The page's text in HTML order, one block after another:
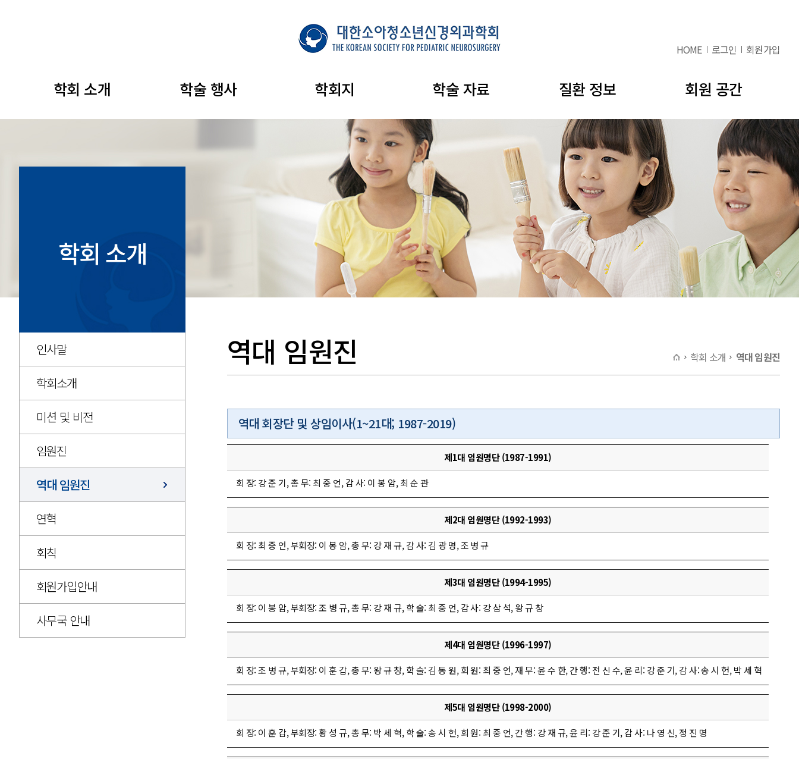
HOME 로그인 회원가입
학회 소개 학술 행사 학회지 학술 자료 질환 정보 회원 공간
학회 소개
인사말
학회소개
미션 및 비전
임원진
역대 임원진
연혁
회칙
회원가입안내
사무국 안내
역대 임원진 학회 소개 역대 임원진
역대 회장단 및 상임이사(1~21대; 1987-2019)
제1대 임원명단 (1987-1991)
회 장: 강 준 기, 총 무: 최 중 언, 감 사: 이 봉 암, 최 순 관
제2대 임원명단 (1992-1993)
회 장: 최 중 언, 부회장: 이 봉 암, 총 무: 강 재 규, 감 사: 김 광 명, 조 병 규
제3대 임원명단 (1994-1995)
회 장: 이 봉 암, 부회장: 조 병 규, 총 무: 강 재 규, 학 술: 최 중 언, 감 사: 강 삼 석, 왕 규 창
제4대 임원명단 (1996-1997)
회 장: 조 병 규, 부회장: 이 훈 갑, 총 무: 왕 규 창, 학 술: 김 동 원, 회 원: 최 중 언, 재 무: 윤 수 한, 간 행: 전 신 수, 윤 리: 강 준 기, 감 사: 송 시 헌, 박 세 혁
제5대 임원명단 (1998-2000)
회 장: 이 훈 갑, 부회장: 황 성 규, 총 무: 박 세 혁, 학 술: 송 시 헌, 회 원: 최 중 언, 간 행: 강 재 규, 윤 리: 강 준 기, 감 사: 나 영 신, 정 진 명